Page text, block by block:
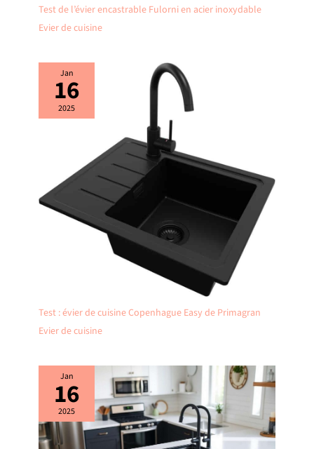
Test de l’évier encastrable Fulorni en acier inoxydable
Evier de cuisine
Jan
16
2025
Test : évier de cuisine Copenhague Easy de Primagran
Evier de cuisine
Jan
16
2025